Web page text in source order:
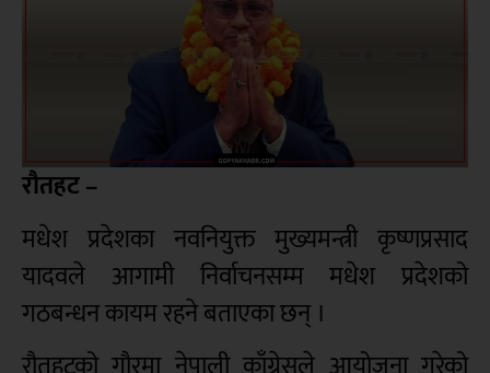
रौतहट –
मधेश प्रदेशका नवनियुक्त मुख्यमन्त्री कृष्णप्रसाद
यादवले आगामी निर्वाचनसम्म मधेश प्रदेशको
गठबन्धन कायम रहने बताएका छन् ।